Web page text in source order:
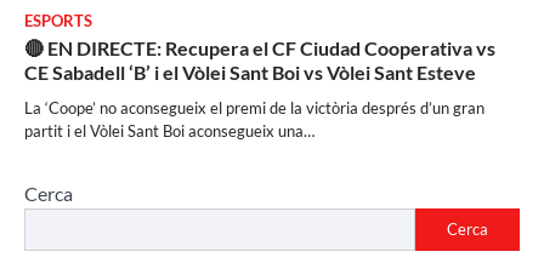
ESPORTS
🔴 EN DIRECTE: Recupera el CF Ciudad Cooperativa vs
CE Sabadell ‘B’ i el Vòlei Sant Boi vs Vòlei Sant Esteve
La ‘Coope’ no aconsegueix el premi de la victòria després d’un gran
partit i el Vòlei Sant Boi aconsegueix una…
Cerca
Cerca